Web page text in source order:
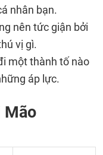
nhân bạn.
nên tức giận bởi
vị gì.
một thành tố nào
áp lực.
Mão